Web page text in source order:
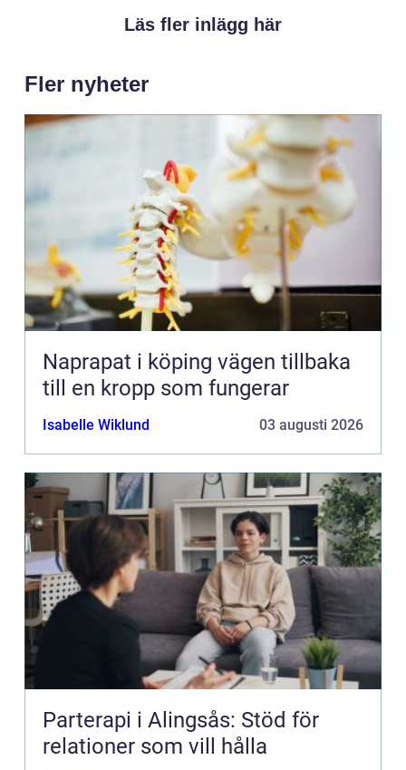
Läs fler inlägg här
Fler nyheter
Naprapat i köping vägen tillbaka
till en kropp som fungerar
Isabelle Wiklund 03 augusti 2026
Parterapi i Alingsås: Stöd för
relationer som vill hålla